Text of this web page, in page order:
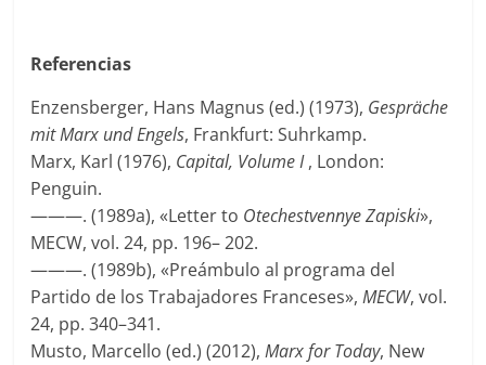
Referencias
Enzensberger, Hans Magnus (ed.) (1973), Gespräche
mit Marx und Engels, Frankfurt: Suhrkamp.
Marx, Karl (1976), Capital, Volume I, London:
Penguin.
———. (1989a), «Letter to Otechestvennye Zapiski»,
MECW, vol. 24, pp. 196– 202.
———. (1989b), «Preámbulo al programa del
Partido de los Trabajadores Franceses»,MECW, vol.
24, pp. 340–341.
Musto, Marcello (ed.) (2012),Marx for Today, New